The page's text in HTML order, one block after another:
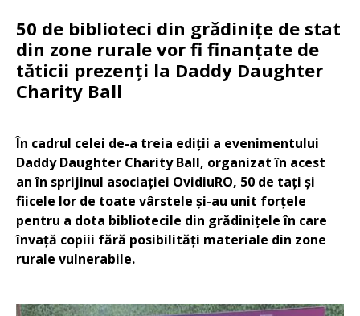
50 de biblioteci din grădinițe de stat
din zone rurale vor fi finanțate de
tăticii prezenți la Daddy Daughter
Charity Ball
În cadrul celei de-a treia ediții a evenimentului
Daddy Daughter Charity Ball, organizat în acest
an în sprijinul asociației OvidiuRO, 50 de tați și
fiicele lor de toate vârstele și-au unit forțele
pentru a dota bibliotecile din grădinițele în care
învață copiii fără posibilități materiale din zone
rurale vulnerabile.